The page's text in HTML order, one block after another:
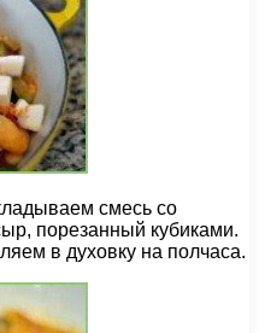
смесь со
порезанный кубиками.
в духовку на полчаса.